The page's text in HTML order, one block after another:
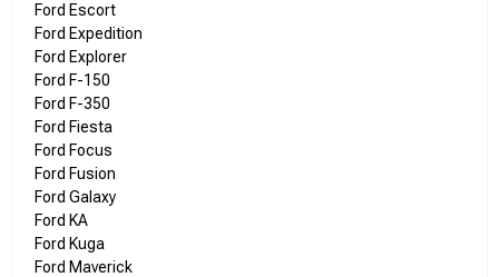
Ford Escort
Ford Expedition
Ford Explorer
Ford F-150
Ford F-350
Ford Fiesta
Ford Focus
Ford Fusion
Ford Galaxy
Ford KA
Ford Kuga
Ford Maverick